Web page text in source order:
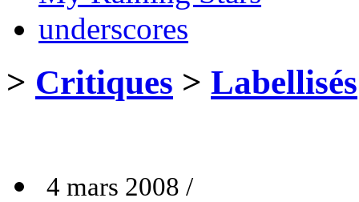
underscores
> Critiques > Labellisés
4 mars 2008 /